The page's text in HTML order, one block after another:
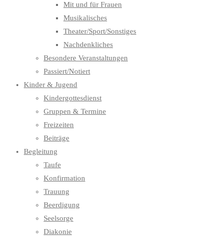
Mit und für Frauen
Musikalisches
Theater/Sport/Sonstiges
Nachdenkliches
Besondere Veranstaltungen
Passiert/Notiert
Kinder & Jugend
Kindergottesdienst
Gruppen & Termine
Freizeiten
Beiträge
Begleitung
Taufe
Konfirmation
Trauung
Beerdigung
Seelsorge
Diakonie